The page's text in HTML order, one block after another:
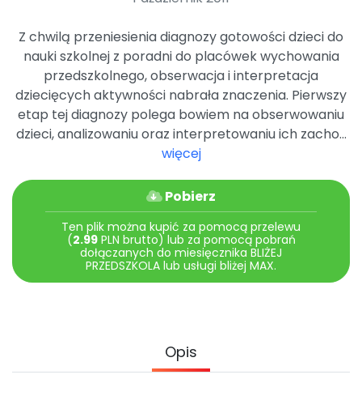
Archiwalne numery
Pomoc
Z chwilą przeniesienia diagnozy gotowości dzieci do
nauki szkolnej z poradni do placówek wychowania
przedszkolnego, obserwacja i interpretacja
dziecięcych aktywności nabrała znaczenia. Pierwszy
etap tej diagnozy polega bowiem na obserwowaniu
dzieci, analizowaniu oraz interpretowaniu ich zacho...
więcej
Pobierz
Ten plik można kupić za pomocą przelewu
(2.99PLN brutto) lub za pomocą pobrań
dołączanych do miesięcznika BLIŻEJ
PRZEDSZKOLA lub usługi bliżej MAX.
Opis